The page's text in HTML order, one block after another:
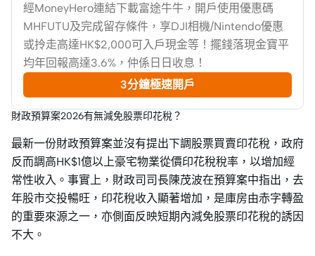
經MoneyHero連結下載富途牛牛，開戶使用優惠碼
MHFUTU及完成留存條件，享DJI相機/Nintendo優惠
或拎走高達HK$2,000可入戶現金等！擺錢落現金寶平
均年回報高達3.6%，仲係日日收息！
3分鐘極速開戶
財政預算案2026有無減免股票印花稅？
最新一份財政預算案並沒有提出下調股票買賣印花稅，政府
反而調高HK$1億以上豪宅物業從價印花稅稅率，以增加經
常性收入。事實上，財政司司長陳茂波在預算案中指出，去
年股市交投暢旺，印花稅收入顯著增加，是庫房由赤字轉盈
的重要來源之一，亦側面反映短期內減免股票印花稅的誘因
不大。